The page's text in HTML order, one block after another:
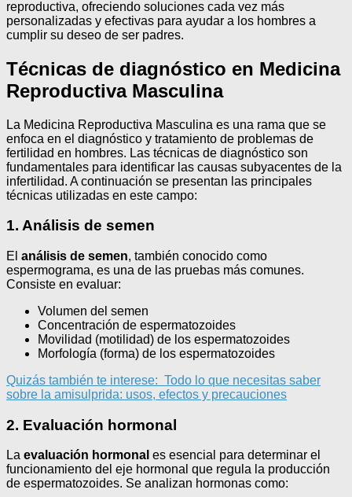
reproductiva, ofreciendo soluciones cada vez más
personalizadas y efectivas para ayudar a los hombres a
cumplir su deseo de ser padres.
Técnicas de diagnóstico en Medicina
Reproductiva Masculina
La Medicina Reproductiva Masculina es una rama que se
enfoca en el diagnóstico y tratamiento de problemas de
fertilidad en hombres. Las técnicas de diagnóstico son
fundamentales para identificar las causas subyacentes de la
infertilidad. A continuación se presentan las principales
técnicas utilizadas en este campo:
1. Análisis de semen
El análisis de semen, también conocido como
espermograma, es una de las pruebas más comunes.
Consiste en evaluar:
Volumen del semen
Concentración de espermatozoides
Movilidad (motilidad) de los espermatozoides
Morfología (forma) de los espermatozoides
Quizás también te interese: Todo lo que necesitas saber
sobre la amisulprida: usos, efectos y precauciones
2. Evaluación hormonal
La evaluación hormonal es esencial para determinar el
funcionamiento del eje hormonal que regula la producción
de espermatozoides. Se analizan hormonas como: